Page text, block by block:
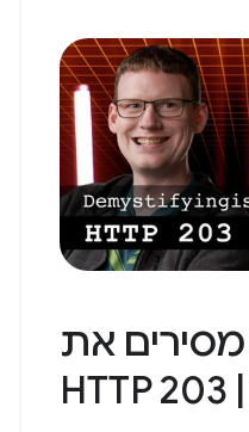
נתיבי SVG מסירים את